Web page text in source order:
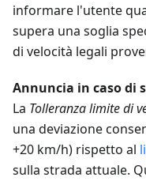
informare l'utente
supera una soglia
di velocità legali
Annuncia in caso di
La Tolleranza limite di
una deviazione
+20 km/h) rispetto al
sulla strada attuale.